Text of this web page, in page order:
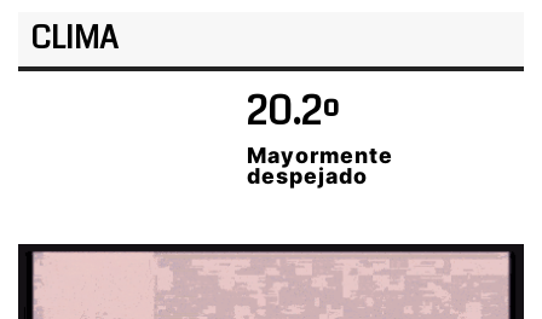
CLIMA
20.2º
Mayormente
despejado